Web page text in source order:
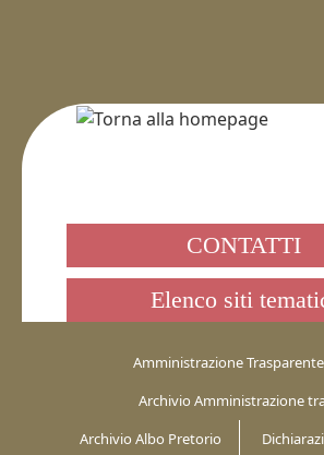
CONTATTI
Elenco siti
Amministrazione
Archivio Amministrazione
Archivio Albo Pretorio